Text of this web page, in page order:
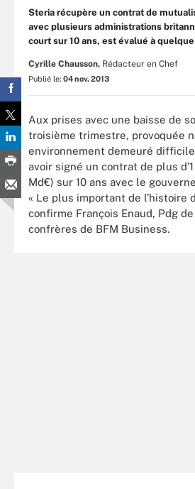
Steria récupère un contrat de
avec plusieurs administrations
court sur 10 ans, est évalué à
Cyrille Chausson, Rédacteur en Chef
Publié le: 04 nov. 2013
Aux prises avec une baisse de
troisième trimestre, provoquée
environnement demeuré difficile
avoir signé un contrat de plus
Md€) sur 10 ans avec le
« Le plus important de l’histoire
confirme François Enaud, Pdg
confrères de BFM Business.